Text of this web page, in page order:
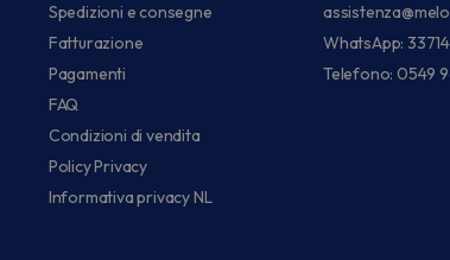
Spedizioni e consegne
Fatturazione
Pagamenti
FAQ
Condizioni di vendita
Policy Privacy
Informativa privacy NL
WhatsApp:
Telefono: 0549